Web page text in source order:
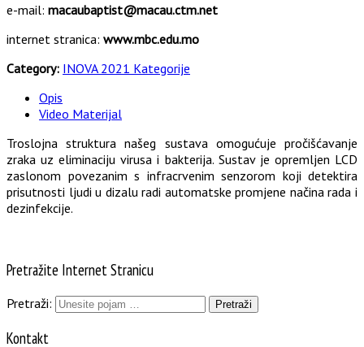
e-mail: macaubaptist@macau.ctm.net
internet stranica: www.mbc.edu.mo
Category: INOVA 2021 Kategorije
Opis
Video Materijal
Troslojna struktura našeg sustava omogućuje pročišćavanje
zraka uz eliminaciju virusa i bakterija. Sustav je opremljen LCD
zaslonom povezanim s infracrvenim senzorom koji detektira
prisutnosti ljudi u dizalu radi automatske promjene načina rada i
dezinfekcije.
Pretražite Internet Stranicu
Pretraži:
Kontakt